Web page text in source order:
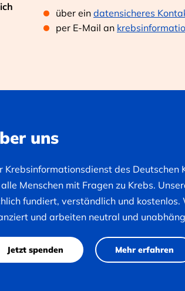
über ein datensicheres
per E-Mail an
uns
Krebsinformationsdienst des
Menschen mit Fragen zu Krebs.
fundiert, verständlich und
und arbeiten neutral und
Jetzt spenden Mehr erfahren